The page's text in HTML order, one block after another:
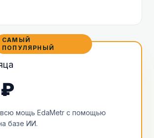
САМЫЙ
ПОПУЛЯРНЫЙ
мощь EdaMetr с помощью
базе ИИ.